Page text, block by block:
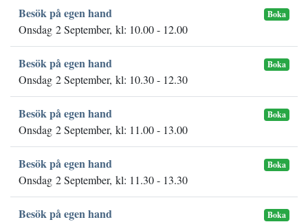
Besök på egen hand Boka
Onsdag 2 September, kl: 10.00 - 12.00
Besök på egen hand Boka
Onsdag 2 September, kl: 10.30 - 12.30
Besök på egen hand Boka
Onsdag 2 September, kl: 11.00 - 13.00
Besök på egen hand Boka
Onsdag 2 September, kl: 11.30 - 13.30
Besök på egen hand Boka